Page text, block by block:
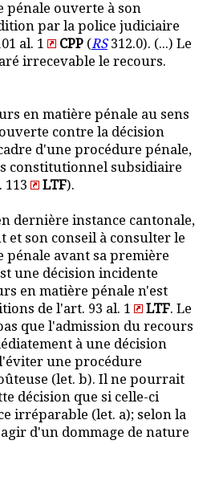
pénale ouverte à son
par la police judiciaire
al. 1
CPP (RS312.0). (...) Le
irrecevable le recours.
en matière pénale au sens
contre la décision
d'une procédure pénale,
constitutionnel subsidiaire
113
LTF).
dernière instance cantonale,
et son conseil à consulter le
pénale avant sa première
une décision incidente
en matière pénale n'est
de l'art. 93 al. 1
LTF. Le
que l'admission du recours
à une décision
une procédure
(let. b). Il ne pourrait
décision que si celle-ci
irréparable (let. a); selon la
d'un dommage de nature